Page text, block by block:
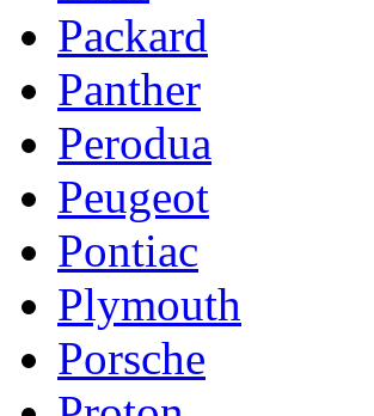
Packard
Panther
Perodua
Peugeot
Pontiac
Plymouth
Porsche